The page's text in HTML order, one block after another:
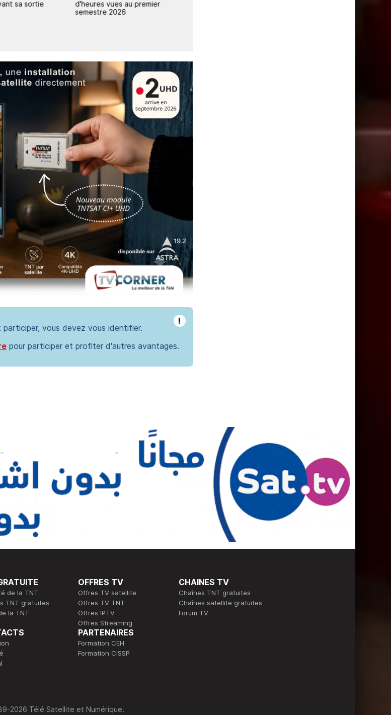
sa sortie
d'heures vues au premier
semestre 2026
!
participer, vous devez vous identifier.
pour participer et profiter d'autres avantages.
de la TNT
TNT gratuites
la TNT
OFFRES TV
Offres TV satellite
Offres TV TNT
Offres IPTV
Offres Streaming
CHAINES TV
Chaînes TNT gratuites
Chaînes satellite gratuites
Forum TV
PARTENAIRES
Formation CEH
Formation CISSP
2026 Télé Satellite et Numérique.